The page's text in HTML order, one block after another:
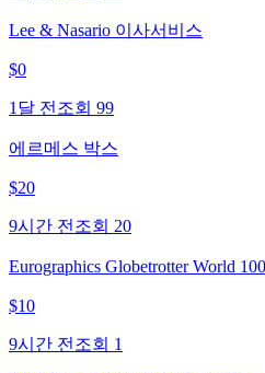
Lee & Nasario 이사서비스
$0
1달 전 조회 99
에르메스 박스
$20
9시간 전 조회 20
Eurographics Globetrotter World
$10
9시간 전 조회 1